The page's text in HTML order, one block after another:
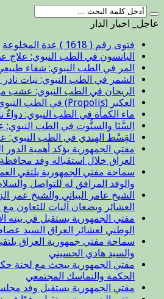
عاجل_ اخبار الدار
فتوى رقم ( 1618 ) عدة المخلوعة
اليانسون في الطب النبوي: علاج
المر في الطب النبوي: شفاء طبيعي
الشمر في الطب النبوي: نبات
الريحان في الطب النبوي: عشب
العكبر (Propolis) في الطب النبوي: الشفاء من خيرات النحل
ماء الكمأة في الطب النبوي:
السَّنَا والسنُّوت في الطب النبوي:
القِسْط الهندي في الطب النبوي:
مفتي الجمهورية يؤكد أهمية
العراق خلال استقباله وفد
سماحة مفتي الجمهورية يلتقي
والوفد المرافق له للتواصل
الشيخ عامر البياتي والشيخ عمر
العشائر ويضعان آليات للتعاون مع
مفتي الجمهورية يستقبل في بيته
الوطني لعشائر العراق السيد عصام
سماحة مفتي جمهورية العراق
والسيد هادي الحسيني
مفتي الجمهورية يبحث مع لجنة
الحكمة والتماسك المجتمعي
مفتي الجمهورية يستقبل وفد